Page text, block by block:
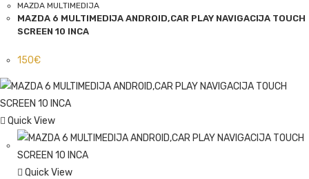
MAZDA MULTIMEDIJA
MAZDA 6 MULTIMEDIJA ANDROID,CAR PLAY NAVIGACIJA TOUCH
SCREEN 10 INCA
150€
Quick View
Quick View